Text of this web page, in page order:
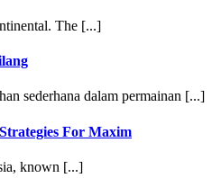
The [...]
sederhana dalam permainan [...]
For Maxim
known [...]